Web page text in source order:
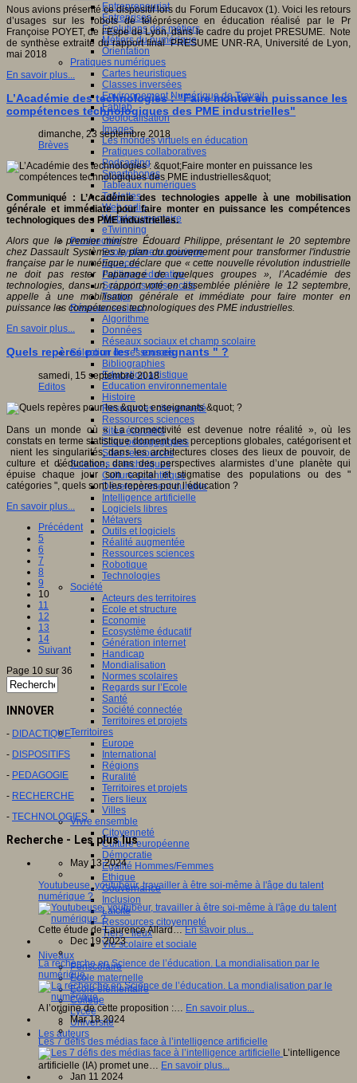
Entrepreneuriat
Entreprises
Evolutions des métiers
Métiers du numérique
Orientation
Pratiques numériques
Cartes heuristiques
Classes inversées
Environnement Numérique de Travail
Fablab
Géolocalisation
Images
Les mondes virtuels en éducation
Pratiques collaboratives
Podcasting
Smartphones
Tableaux numériques
Tablettes
Web radio
Webdocumentaire
eTwinning
Prospective
Ecosystème numérique
Espaces
Politique éducative
Scénarios prospectifs
Temps
Réseaux sociaux
Algorithme
Données
Réseaux sociaux et champ scolaire
Sélection de ressources
Bibliographies
Education artistique
Education environnementale
Histoire
Ressources citoyenneté
Ressources sciences
Sites éducatifs
Sites pédagogiques
Sites ressources
Sciences et techniques
Culture scientifique
Développement durable
Intelligence artificielle
Logiciels libres
Métavers
Outils et logiciels
Réalité augmentée
Ressources sciences
Robotique
Technologies
Société
Acteurs des territoires
Ecole et structure
Economie
Ecosystème éducatif
Génération internet
Handicap
Mondialisation
Normes scolaires
Regards sur l’Ecole
Santé
Société connectée
Territoires et projets
Territoires
Europe
International
Régions
Ruralité
Territoires et projets
Tiers lieux
Villes
Vivre ensemble
Citoyenneté
Culture européenne
Démocratie
Egalité Hommes/Femmes
Ethique
Gouvernance
Inclusion
Laïcité
Ressources citoyenneté
Tiers - lieux
Vie scolaire et sociale
Niveaux
Périscolaire
Ecole maternelle
Ecole élémentaire
Collège
Lycée
Université
Les auteurs
Nous avions présenté ce dispositif lors du Forum Educavox (1). Voici les retours
d’usages sur les robots de téléprésence en éducation réalisé par le Pr
Françoise POYET, de l’Espe de Lyon, dans le cadre du projet PRESUME. Note
de synthèse extraite du rapport final PRESUME UNR-RA, Université de Lyon,
mai 2018
En savoir plus...
L’Académie des technologies : "Faire monter en puissance les
compétences technologiques des PME industrielles"
dimanche, 23 septembre 2018
Brèves
Communiqué : L’Académie des technologies appelle à une mobilisation
générale et immédiate pour faire monter en puissance les compétences
technologiques des PME industrielles.
Alors que le premier ministre Édouard Philippe, présentant le 20 septembre
chez Dassault Systèmes le plan du gouvernement pour transformer l'industrie
française par le numérique, déclare que « cette nouvelle révolution industrielle
ne doit pas rester l’apanage de quelques groupes », l’Académie des
technologies, dans un rapport voté en assemblée plénière le 12 septembre,
appelle à une mobilisation générale et immédiate pour faire monter en
puissance les compétences technologiques des PME industrielles.
En savoir plus...
Quels repères pour les " enseignants " ?
samedi, 15 septembre 2018
Editos
Dans un monde où « La connectivité est devenue notre réalité », où les
constats en terme statistique donnent des perceptions globales, catégorisent et
nient les singularités, dans les architectures closes des lieux de pouvoir, de
culture et d’éducation, dans des perspectives alarmistes d’une planète qui
épuise chaque jour son capital et stigmatise des populations ou des "
catégories ", quels sont les repères pour l’éducation ?
En savoir plus...
Précédent
5
6
7
8
9
10
11
12
13
14
Suivant
Page 10 sur 36
INNOVER
- DIDACTIQUE
- DISPOSITIFS
- PEDAGOGIE
- RECHERCHE
- TECHNOLOGIES
Recherche - Les plus lus
May 13 2024
Youtubeuse, youtubeur, travailler à être soi-même à l'âge du talent
numérique ?
Cette étude de Laurence Allard…En savoir plus...
Dec 19 2023
La recherche en Science de l’éducation. La mondialisation par le
numérique.
A l’origine de cette proposition :… En savoir plus...
Mar 18 2024
Les 7 défis des médias face à l’intelligence artificielle
L’intelligence
artificielle (IA) promet une… En savoir plus...
Jan 11 2024